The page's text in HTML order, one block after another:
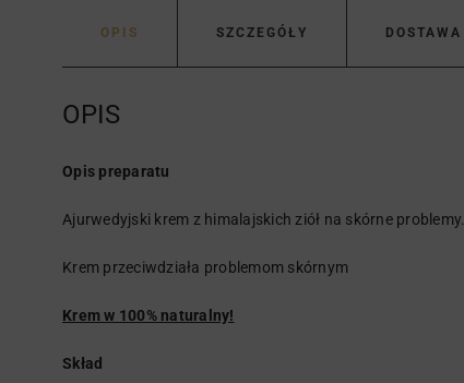
OPIS SZCZEGÓŁY DOSTAWA
OPIS
Opis preparatu
Ajurwedyjski krem z himalajskich ziół na skórne problemy.
Krem przeciwdziała problemom skórnym
Krem w 100% naturalny!
Skład